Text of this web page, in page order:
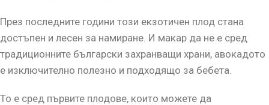
През последните години този екзотичен плод стана
достъпен и лесен за намиране. И макар да не е сред
традиционните български захранващи храни, авокадото
е изключително полезно и подходящо за бебета.
То е сред първите плодове, които можете да